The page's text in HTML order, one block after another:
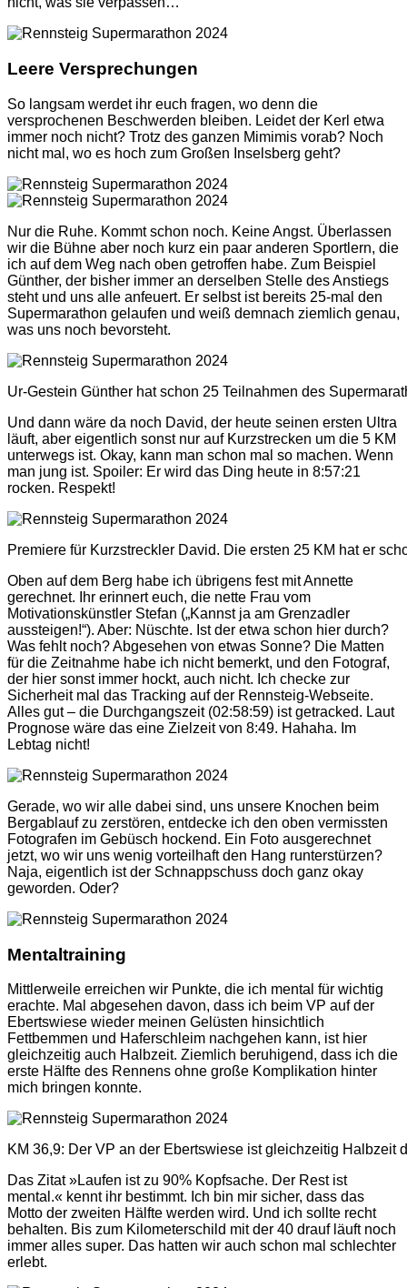
Leere Versprechungen
So langsam werdet ihr euch fragen, wo denn die
versprochenen Beschwerden bleiben. Leidet der Kerl etwa
immer noch nicht? Trotz des ganzen Mimimis vorab? Noch
nicht mal, wo es hoch zum Großen Inselsberg geht?
Nur die Ruhe. Kommt schon noch. Keine Angst. Überlassen
wir die Bühne aber noch kurz ein paar anderen Sportlern, die
ich auf dem Weg nach oben getroffen habe. Zum Beispiel
Günther, der bisher immer an derselben Stelle des Anstiegs
steht und uns alle anfeuert. Er selbst ist bereits 25-mal den
Supermarathon gelaufen und weiß demnach ziemlich genau,
was uns noch bevorsteht.
Ur-Gestein Günther hat schon 25 Teilnahmen des
Und dann wäre da noch David, der heute seinen ersten Ultra
läuft, aber eigentlich sonst nur auf Kurzstrecken um die 5 KM
unterwegs ist. Okay, kann man schon mal so machen. Wenn
man jung ist. Spoiler: Er wird das Ding heute in 8:57:21
rocken. Respekt!
Premiere für Kurzstreckler David. Die ersten 25 KM hat er
Oben auf dem Berg habe ich übrigens fest mit Annette
gerechnet. Ihr erinnert euch, die nette Frau vom
Motivationskünstler Stefan („Kannst ja am Grenzadler
aussteigen!“). Aber: Nüschte. Ist der etwa schon hier durch?
Was fehlt noch? Abgesehen von etwas Sonne? Die Matten
für die Zeitnahme habe ich nicht bemerkt, und den Fotograf,
der hier sonst immer hockt, auch nicht. Ich checke zur
Sicherheit mal das Tracking auf der Rennsteig-Webseite.
Alles gut – die Durchgangszeit (02:58:59) ist getracked. Laut
Prognose wäre das eine Zielzeit von 8:49. Hahaha. Im
Lebtag nicht!
Gerade, wo wir alle dabei sind, uns unsere Knochen beim
Bergablauf zu zerstören, entdecke ich den oben vermissten
Fotografen im Gebüsch hockend. Ein Foto ausgerechnet
jetzt, wo wir uns wenig vorteilhaft den Hang runterstürzen?
Naja, eigentlich ist der Schnappschuss doch ganz okay
geworden. Oder?
Mentaltraining
Mittlerweile erreichen wir Punkte, die ich mental für wichtig
erachte. Mal abgesehen davon, dass ich beim VP auf der
Ebertswiese wieder meinen Gelüsten hinsichtlich
Fettbemmen und Haferschleim nachgehen kann, ist hier
gleichzeitig auch Halbzeit. Ziemlich beruhigend, dass ich die
erste Hälfte des Rennens ohne große Komplikation hinter
mich bringen konnte.
KM 36,9: Der VP an der Ebertswiese ist gleichzeitig Halbzeit
Das Zitat »Laufen ist zu 90% Kopfsache. Der Rest ist
mental.« kennt ihr bestimmt. Ich bin mir sicher, dass das
Motto der zweiten Hälfte werden wird. Und ich sollte recht
behalten. Bis zum Kilometerschild mit der 40 drauf läuft noch
immer alles super. Das hatten wir auch schon mal schlechter
erlebt.